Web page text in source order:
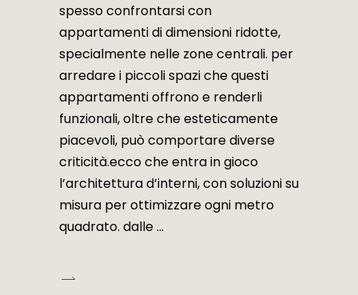
spesso confrontarsi con
appartamenti di dimensioni ridotte,
specialmente nelle zone centrali. per
arredare i piccoli spazi che questi
appartamenti offrono e renderli
funzionali, oltre che esteticamente
piacevoli, può comportare diverse
criticità.ecco che entra in gioco
l’architettura d’interni, con soluzioni su
misura per ottimizzare ogni metro
quadrato. dalle